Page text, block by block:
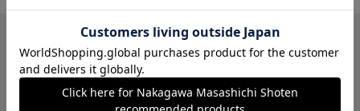
LINE Instagram X Facebook メールマガジン